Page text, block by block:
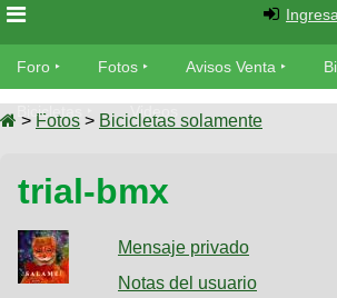
Foro
Foro
MecÃ¡nica
Fotos
SUBÃ
Galeria
Avisos
Ventas
SUBÃ
BicicleterÃ­
Foro Fotos Avisos Venta
Bicicletas Videos
> Fotos > Bicicletas solamente
trial-bmx
Mensaje privado
Notas del usuario